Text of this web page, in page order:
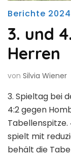
Berichte 2024
3. und
Herren
von Silvia Wiener
3. Spieltag bei
4:2 gegen
Tabellenspitze.
spielt mit
behält die